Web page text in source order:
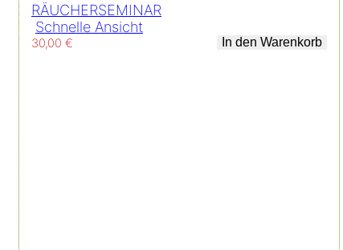
RÄUCHERSEMINAR
Schnelle Ansicht
30,00 € In den Warenkorb